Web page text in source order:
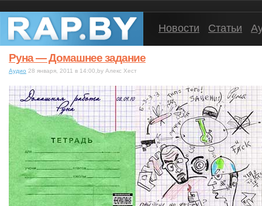
Новости Статьи
Руна — Домашнее задание
Аудио 28 января, 2011 в 14:00,by Алекс Хест